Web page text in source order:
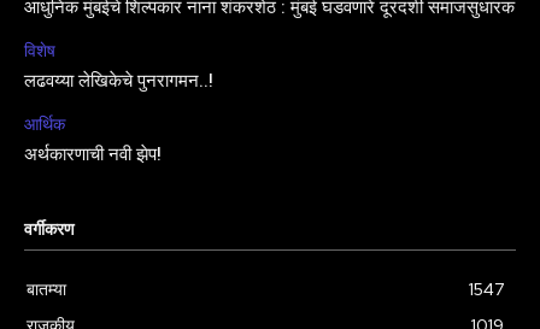
आधुनिक मुंबईचे शिल्पकार नाना शंकरशेठ : मुंबई घडवणारे दूरदर्शी समाजसुधारक
विशेष
लढवय्या लेखिकेचे पुनरागमन..!
आर्थिक
अर्थकारणाची नवी झेप!
वर्गीकरण
बातम्या
1547